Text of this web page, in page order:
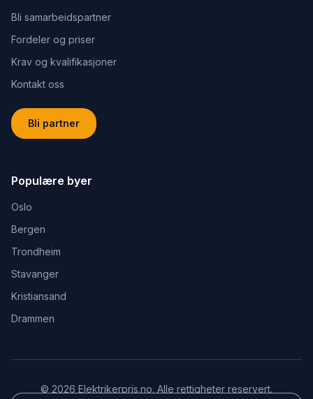
Bli samarbeidspartner
Fordeler og priser
Krav og kvalifikasjoner
Kontakt oss
Bli partner
Populære byer
Oslo
Bergen
Trondheim
Stavanger
Kristiansand
Drammen
© 2026 Elektrikerpris.no. Alle rettigheter reservert.